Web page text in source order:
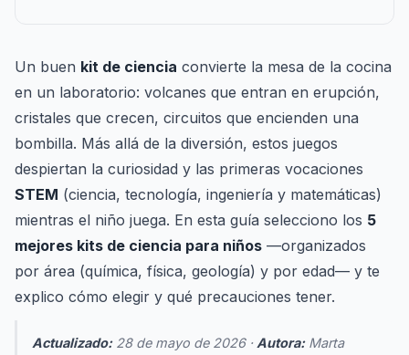
Un buen kit de ciencia convierte la mesa de la cocina
en un laboratorio: volcanes que entran en erupción,
cristales que crecen, circuitos que encienden una
bombilla. Más allá de la diversión, estos juegos
despiertan la curiosidad y las primeras vocaciones
STEM (ciencia, tecnología, ingeniería y matemáticas)
mientras el niño juega. En esta guía selecciono los 5
mejores kits de ciencia para niños —organizados
por área (química, física, geología) y por edad— y te
explico cómo elegir y qué precauciones tener.
Actualizado:28 de mayo de 2026 · Autora:Marta